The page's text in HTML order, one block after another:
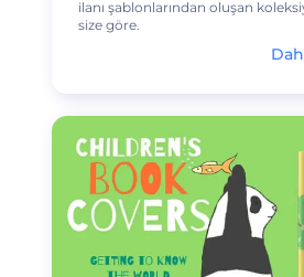
ilanı şablonlarından oluşan
size göre.